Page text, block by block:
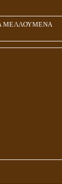
ΜΕΛΛΟΥΜΕΝΑ